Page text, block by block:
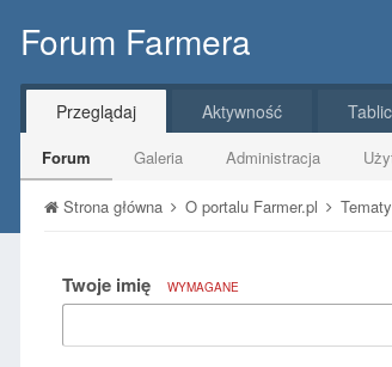
Forum Farmera
Przeglądaj
Forum Galeria Administracja
Aktywność
Strona główna O portalu Farmer.pl
Twoje imię WYMAGANE